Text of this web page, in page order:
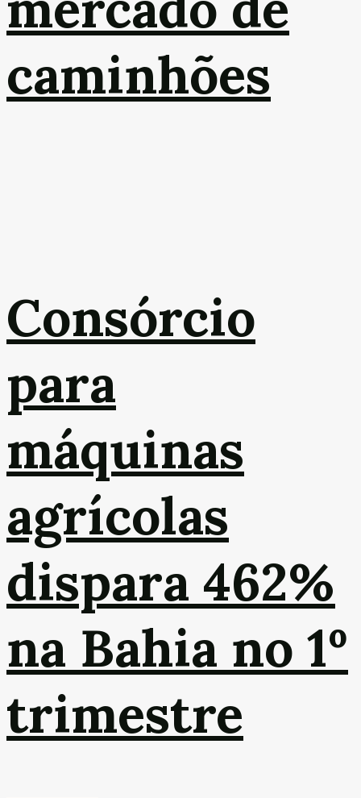
caminhões
Consórcio
para
máquinas
agrícolas
dispara 462%
na Bahia no 1º
trimestre